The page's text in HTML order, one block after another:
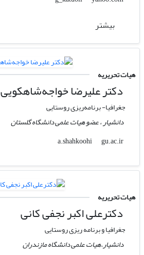
بیشتر
هیات تحریریه
دکتر علیرضا خواجه‌شاهکویی
جغرافیا- برنامه‌ریزی روستایی
دانشیار ، عضو هیات علمی دانشگاه گلستان
a.shahkoohi
gu.ac.ir
هیات تحریریه
دکترعلی اکبر نجفی کانی
جغرافیا و برنامه ریزی روستایی
دانشیار.هیات علمی دانشگاه مازندران